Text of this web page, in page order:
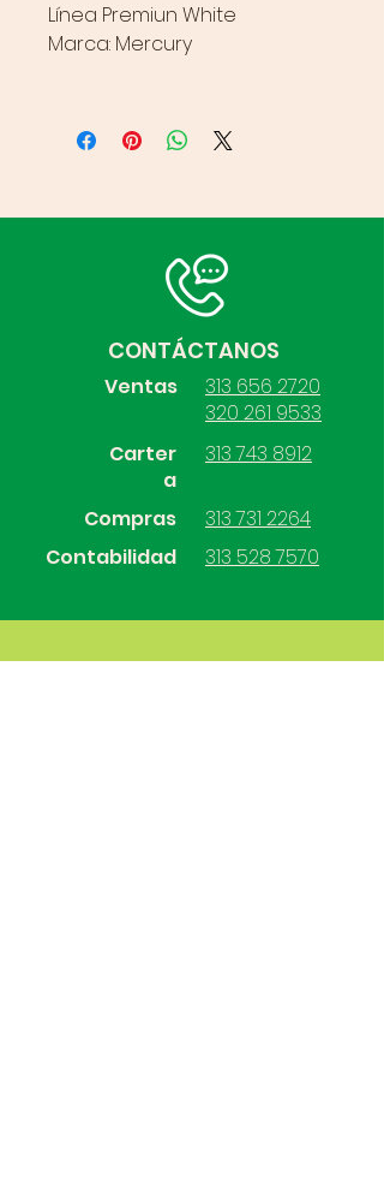
Línea Premiun White
Marca: Mercury
CONTÁCTANOS
Ventas
313 656 2720
320 261 9533
Carter
a
Compras
Contabilidad
313 743 8912
313 731 2264
313 528 7570